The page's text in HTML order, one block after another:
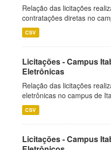
Relação das licitações
contratações diretas no
CSV
Licitações - Campus
Eletrônicas
Relação das licitações
eletrônicas no campus de
CSV
Licitações - Campus